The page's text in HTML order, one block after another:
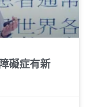
礙症有新